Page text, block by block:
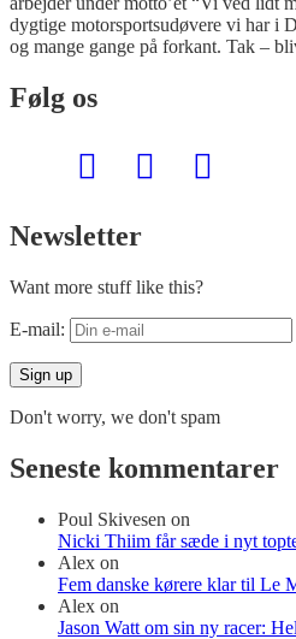
dygtige motorsportsudøvere vi har i
og mange gange på forkant. Tak –
Følg os
Newsletter
Want more stuff like this?
E-mail:
Don't worry, we don't spam
Seneste kommentarer
Poul Skivesen on
Nicki Thiim får sæde i nyt
Alex on
Fem danske kørere klar til Le
Alex on
Jason Watt om sin ny racer: